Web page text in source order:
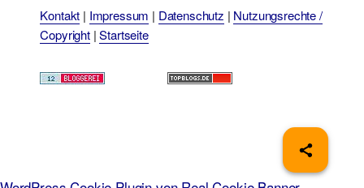
Kontakt | Impressum | Datenschutz | Nutzungsrechte /
Copyright|Startseite